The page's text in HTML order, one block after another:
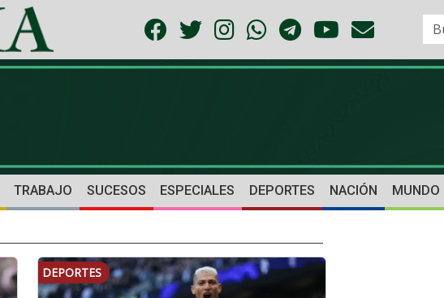
TRABAJO SUCESOS ESPECIALES DEPORTES NACIÓN MUNDO
DEPORTES